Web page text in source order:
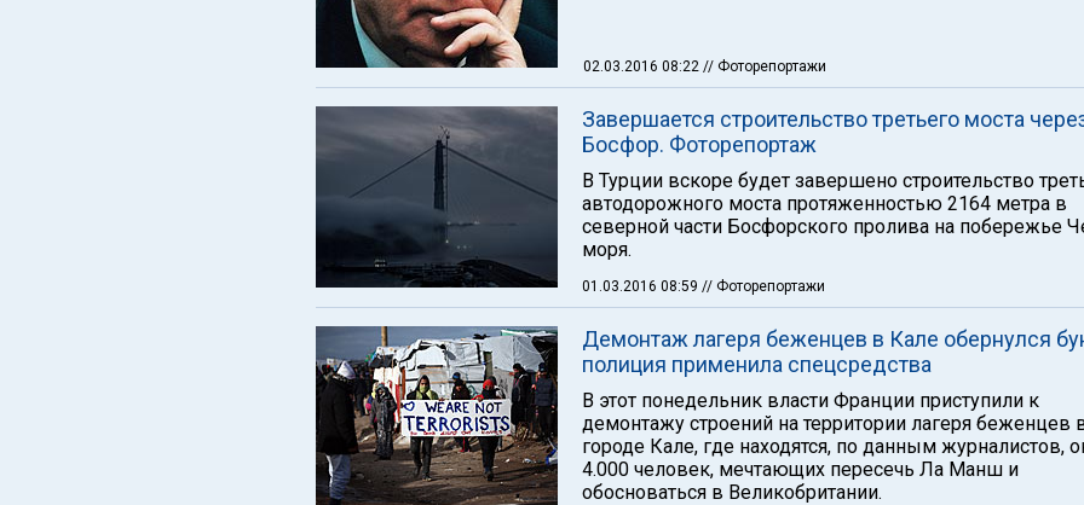
02.03.2016 08:22// Фоторепортажи
Завершается строительство третьего моста
Босфор. Фоторепортаж
В Турции вскоре будет завершено строительство
автодорожного моста протяженностью 2164 метра в
северной части Босфорского пролива на побережье
моря.
01.03.2016 08:59 // Фоторепортажи
Демонтаж лагеря беженцев в Кале обернулся
полиция применила спецсредства
В этот понедельник власти Франции приступили к
демонтажу строений на территории лагеря беженцев
городе Кале, где находятся, по данным журналистов,
4.000 человек, мечтающих пересечь Ла Манш и
обосноваться в Великобритании.